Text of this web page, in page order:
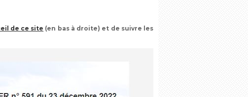
de ce site (en bas à droite) et de suivre les